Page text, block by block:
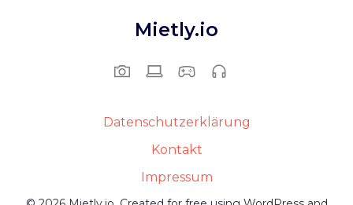
Mietly.io
Datenschutzerklärung
Kontakt
Impressum